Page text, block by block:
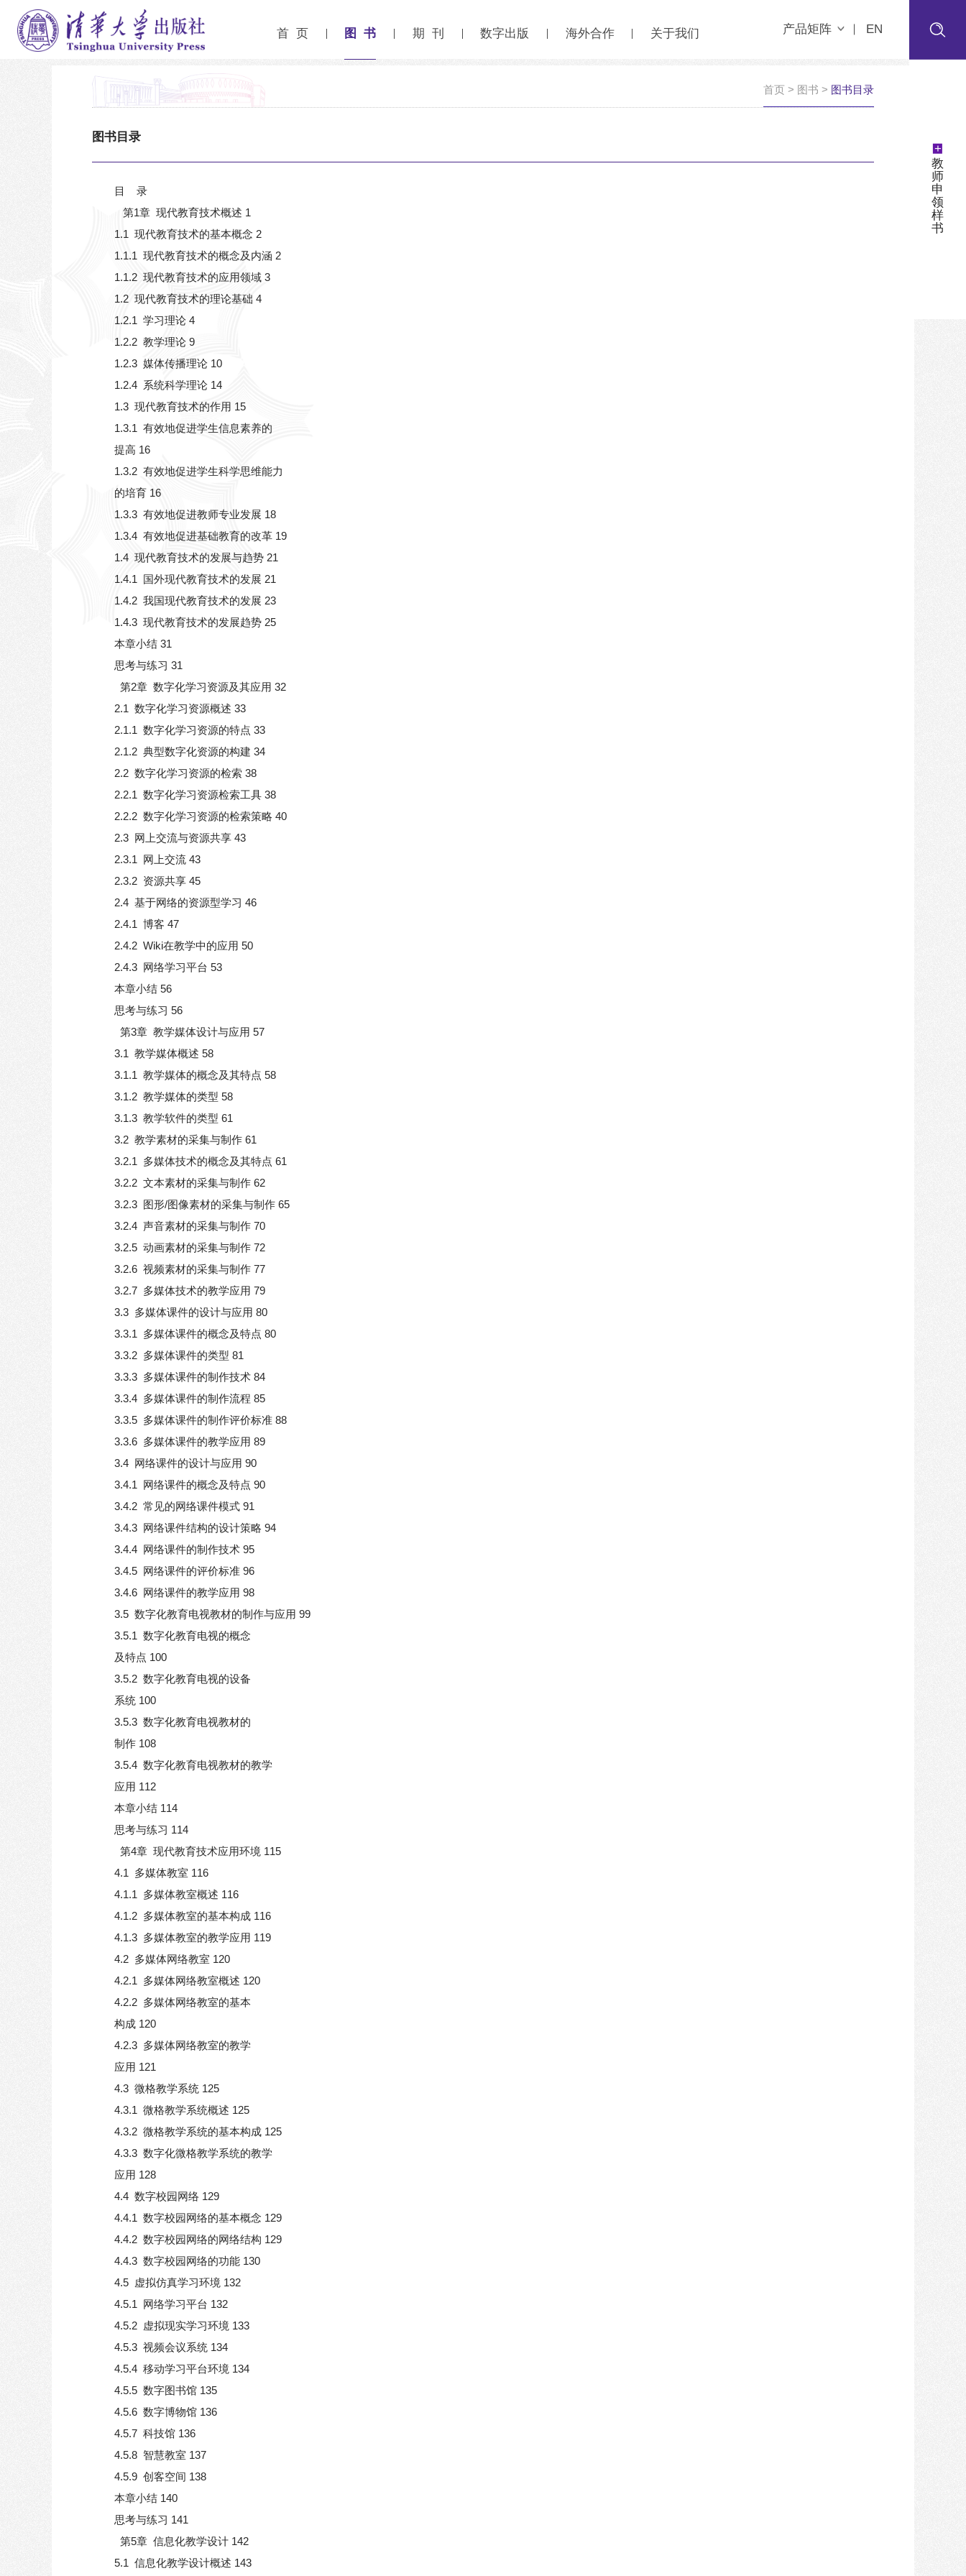
首 页 图 书 期 刊 数字出版 海外合作 关于我们 产品矩阵 EN
+
教
师
申
领
样
书
首页 > 图书 > 图书目录
图书目录
目 录
第1章 现代教育技术概述 1
1.1 现代教育技术的基本概念 2
1.1.1 现代教育技术的概念及内涵 2
1.1.2 现代教育技术的应用领域 3
1.2 现代教育技术的理论基础 4
1.2.1 学习理论 4
1.2.2 教学理论 9
1.2.3 媒体传播理论 10
1.2.4 系统科学理论 14
1.3 现代教育技术的作用 15
1.3.1 有效地促进学生信息素养的
提高 16
1.3.2 有效地促进学生科学思维能力
的培育 16
1.3.3 有效地促进教师专业发展 18
1.3.4 有效地促进基础教育的改革 19
1.4 现代教育技术的发展与趋势 21
1.4.1 国外现代教育技术的发展 21
1.4.2 我国现代教育技术的发展 23
1.4.3 现代教育技术的发展趋势 25
本章小结 31
思考与练习 31
第2章 数字化学习资源及其应用 32
2.1 数字化学习资源概述 33
2.1.1 数字化学习资源的特点 33
2.1.2 典型数字化资源的构建 34
2.2 数字化学习资源的检索 38
2.2.1 数字化学习资源检索工具 38
2.2.2 数字化学习资源的检索策略 40
2.3 网上交流与资源共享 43
2.3.1 网上交流 43
2.3.2 资源共享 45
2.4 基于网络的资源型学习 46
2.4.1 博客 47
2.4.2 Wiki在教学中的应用 50
2.4.3 网络学习平台 53
本章小结 56
思考与练习 56
第3章 教学媒体设计与应用 57
3.1 教学媒体概述 58
3.1.1 教学媒体的概念及其特点 58
3.1.2 教学媒体的类型 58
3.1.3 教学软件的类型 61
3.2 教学素材的采集与制作 61
3.2.1 多媒体技术的概念及其特点 61
3.2.2 文本素材的采集与制作 62
3.2.3 图形/图像素材的采集与制作 65
3.2.4 声音素材的采集与制作 70
3.2.5 动画素材的采集与制作 72
3.2.6 视频素材的采集与制作 77
3.2.7 多媒体技术的教学应用 79
3.3 多媒体课件的设计与应用 80
3.3.1 多媒体课件的概念及特点 80
3.3.2 多媒体课件的类型 81
3.3.3 多媒体课件的制作技术 84
3.3.4 多媒体课件的制作流程 85
3.3.5 多媒体课件的制作评价标准 88
3.3.6 多媒体课件的教学应用 89
3.4 网络课件的设计与应用 90
3.4.1 网络课件的概念及特点 90
3.4.2 常见的网络课件模式 91
3.4.3 网络课件结构的设计策略 94
3.4.4 网络课件的制作技术 95
3.4.5 网络课件的评价标准 96
3.4.6 网络课件的教学应用 98
3.5 数字化教育电视教材的制作与应用 99
3.5.1 数字化教育电视的概念
及特点 100
3.5.2 数字化教育电视的设备
系统 100
3.5.3 数字化教育电视教材的
制作 108
3.5.4 数字化教育电视教材的教学
应用 112
本章小结 114
思考与练习 114
第4章 现代教育技术应用环境 115
4.1 多媒体教室 116
4.1.1 多媒体教室概述 116
4.1.2 多媒体教室的基本构成 116
4.1.3 多媒体教室的教学应用 119
4.2 多媒体网络教室 120
4.2.1 多媒体网络教室概述 120
4.2.2 多媒体网络教室的基本
构成 120
4.2.3 多媒体网络教室的教学
应用 121
4.3 微格教学系统 125
4.3.1 微格教学系统概述 125
4.3.2 微格教学系统的基本构成 125
4.3.3 数字化微格教学系统的教学
应用 128
4.4 数字校园网络 129
4.4.1 数字校园网络的基本概念 129
4.4.2 数字校园网络的网络结构 129
4.4.3 数字校园网络的功能 130
4.5 虚拟仿真学习环境 132
4.5.1 网络学习平台 132
4.5.2 虚拟现实学习环境 133
4.5.3 视频会议系统 134
4.5.4 移动学习平台环境 134
4.5.5 数字图书馆 135
4.5.6 数字博物馆 136
4.5.7 科技馆 136
4.5.8 智慧教室 137
4.5.9 创客空间 138
本章小结 140
思考与练习 141
第5章 信息化教学设计 142
5.1 信息化教学设计概述 143